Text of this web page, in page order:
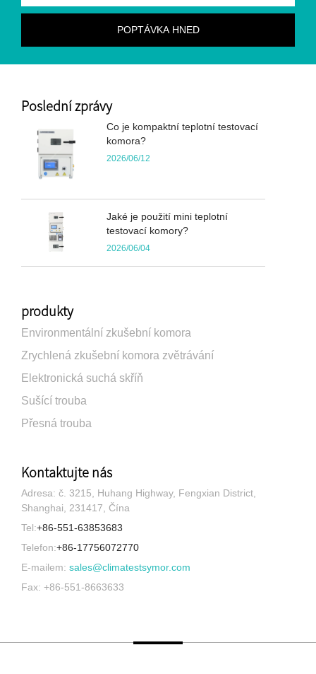
Poslední zprávy
Co je kompaktní teplotní testovací
komora?
2026/06/12
Jaké je použití mini teplotní
testovací komory?
2026/06/04
produkty
Environmentální zkušební komora
Zrychlená zkušební komora zvětrávání
Elektronická suchá skříň
Sušící trouba
Přesná trouba
Kontaktujte nás
Adresa: č. 3215, Huhang Highway, Fengxian District,
Shanghai, 231417, Čína
Tel:+86-551-63853683
Telefon:+86-17756072770
E-mailem: sales@climatestsymor.com
Fax: +86-551-8663633